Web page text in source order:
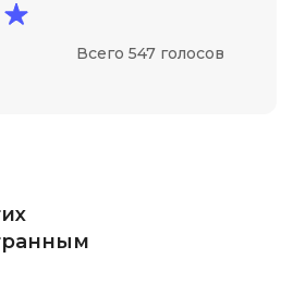
Всего 547 голосов